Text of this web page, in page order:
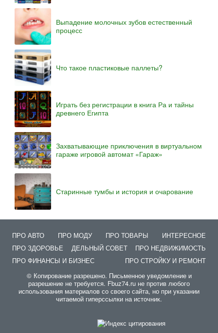
Выпадение молочных зубов естественный
процесс
Что такое пластиковые паллеты?
Играть без регистрации в книга Ра и тайны
древнего Египта
Захватывающие приключения в виртуальном
гараже игровой автомат «Гараж»
Старинные тумбы и история и очарование
ПРО АВТО ПРО МОДУ ПРО ТОВАРЫ
ИНТЕРЕСНОЕ
ПРО ЗДОРОВЬЕ
ДЕЛЬНЫЙ СОВЕТ
ПРО НЕДВИЖИМОСТЬ
ПРО ФИНАНСЫ И БИЗНЕС
ПРО СТРОЙКУ И РЕМОНТ
© Копирование разрешено. Письменное уведомление и
разрешение не требуется. Fbuz74.ru не против любого
использования материалов со своего сайта, но при указании
читаемой гиперссылки на источник.